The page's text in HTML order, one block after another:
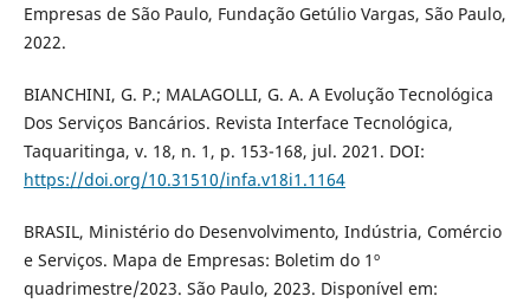
Empresas de São Paulo, Fundação Getúlio Vargas, São Paulo,
2022.
BIANCHINI, G. P.; MALAGOLLI, G. A. A Evolução Tecnológica
Dos Serviços Bancários. Revista Interface Tecnológica,
Taquaritinga, v. 18, n. 1, p. 153-168, jul. 2021. DOI:
https://doi.org/10.31510/infa.v18i1.1164
BRASIL, Ministério do Desenvolvimento, Indústria, Comércio
e Serviços. Mapa de Empresas: Boletim do 1º
quadrimestre/2023. São Paulo, 2023. Disponível em: